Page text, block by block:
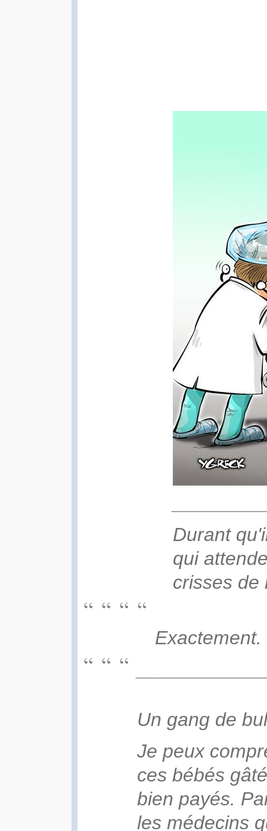
Durant
qui
crisses de
Exactement.
Un gang de
Je peux
ces bébés
bien payés.
les médecins